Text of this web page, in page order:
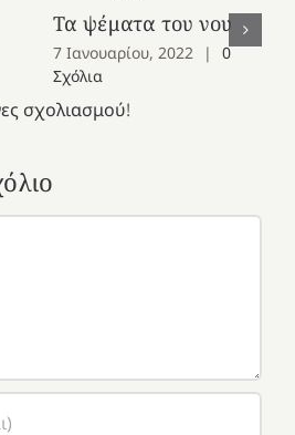
Τα ψέματα του νου
7 Ιανουαρίου, 2022 |
0
Σχόλια
σχολιασμού!